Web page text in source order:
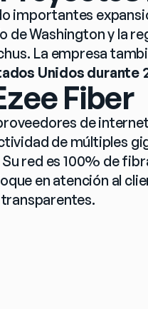
importantes
de Washington y la
La empresa
Unidos durante
Fiber
de
de múltiples
red es 100% de
en atención al